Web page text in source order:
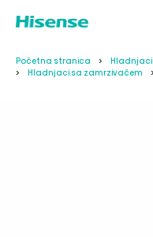
Početna stranica Hladnjaci
Hladnjaci sa zamrzivačem